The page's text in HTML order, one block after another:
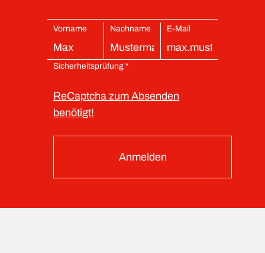
Vorname Nachname E-Mail
Sicherheitsprüfung *
ReCaptcha zum Absenden
benötigt!
Anmelden